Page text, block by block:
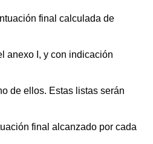
final calculada de
anexo I, y con indicación
de ellos. Estas listas serán
final alcanzado por cada